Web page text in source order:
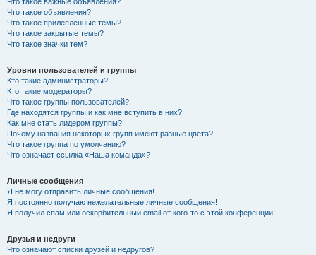
Что такое объявления?
Что такое прилепленные темы?
Что такое закрытые темы?
Что такое значки тем?
Уровни пользователей и группы
Кто такие администраторы?
Кто такие модераторы?
Что такое группы пользователей?
Где находятся группы и как мне вступить в них?
Как мне стать лидером группы?
Почему названия некоторых групп имеют разные цвета?
Что такое группа по умолчанию?
Что означает ссылка «Наша команда»?
Личные сообщения
Я не могу отправить личные сообщения!
Я постоянно получаю нежелательные личные сообщения!
Я получил спам или оскорбительный email от кого-то с этой конференции!
Друзья и недруги
Что означают списки друзей и недругов?